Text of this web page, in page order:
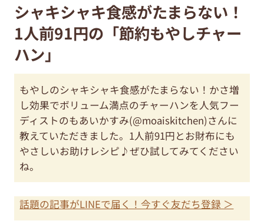
シャキシャキ食感がたまらない！
1人前91円の「節約もやしチャー
ハン」
もやしのシャキシャキ食感がたまらない！かさ増
し効果でボリューム満点のチャーハンを人気フー
ディストのもあいかすみ(@moaiskitchen)さんに
教えていただきました。1人前91円とお財布にも
やさしいお助けレシピ♪ぜひ試してみてください
ね。
話題の記事がLINEで届く！今すぐ友だち登録 ＞